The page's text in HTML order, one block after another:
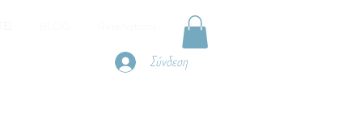
Plus
Σύνδεση